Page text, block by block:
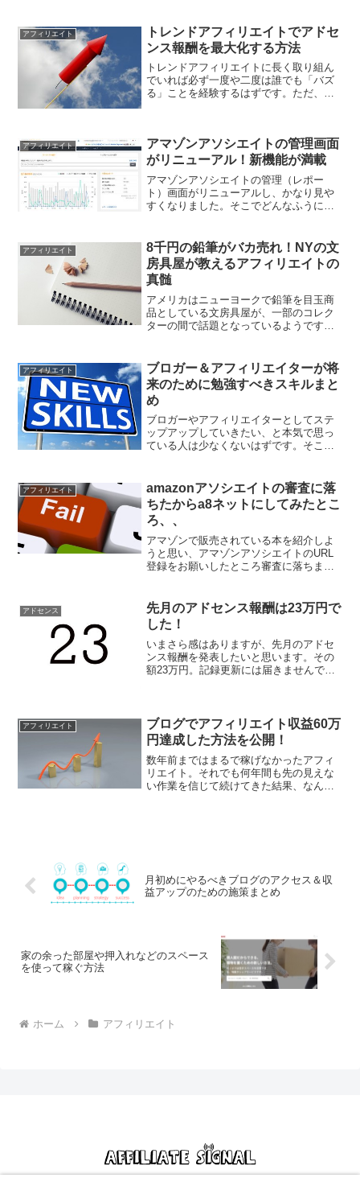
アフィリエイト
トレンドアフィリエイトでアドセ
ンス報酬を最大化する方法
トレンドアフィリエイトに長く取り組ん
でいれば必ず一度や二度は誰でも「バズ
る」ことを経験するはずです。ただ、一
セスの波に上手く乗れれば...
アフィリエイト
アマゾンアソシエイトの管理画面
がリニューアル！新機能が満載
アマゾンアソシエイトの管理（レポー
ト）画面がリニューアルし、かなり見や
すくなりました。そこでどんなふうに使
アフィリエイト
8千円の鉛筆がバカ売れ！NYの文
房具屋が教えるアフィリエイトの
真髄
アメリカはニューヨークで鉛筆を目玉商
品としている文房具屋が、一部のコレク
ターの間で話題となっているようです。
ます。
アフィリエイト
ブロガー＆アフィリエイターが将
来のために勉強すべきスキルまと
め
ブロガーやアフィリエイターとしてステ
ップアップしていきたい、と本気で思っ
ている人は少なくないはずです。そこで
アフィリエイト
amazonアソシエイトの審査に落
ちたからa8ネットにしてみたとこ
ろ、、
アマゾンで販売されている本を紹介しよ
うと思い、アマゾンアソシエイトのURL
登録をお願いしたところ審査に落ちまし
らいましたが、動揺していてもしょうが
ないので、さっそく解決...
アドセンス
先月のアドセンス報酬は23万円で
した！
いまさら感はありますが、先月のアドセ
ンス報酬を発表したいと思います。その
額23万円。記録更新には届きませんでし
なって先月のアドセン...
アフィリエイト
ブログでアフィリエイト収益60万
円達成した方法を公開！
数年前まではまるで稼げなかったアフィ
リエイト。それでも何年間も先の見えな
い作業を信じて続けてきた結果、なんと
月初めにやるべきブログのアクセス＆収
益アップのための施策まとめ
家の余った部屋や押入れなどのスペース
を使って稼ぐ方法
ホーム アフィリエイト